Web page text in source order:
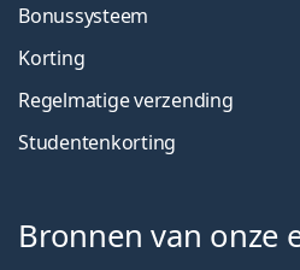
Bonussysteem
Korting
Regelmatige verzending
Studentenkorting
Bronnen van onze